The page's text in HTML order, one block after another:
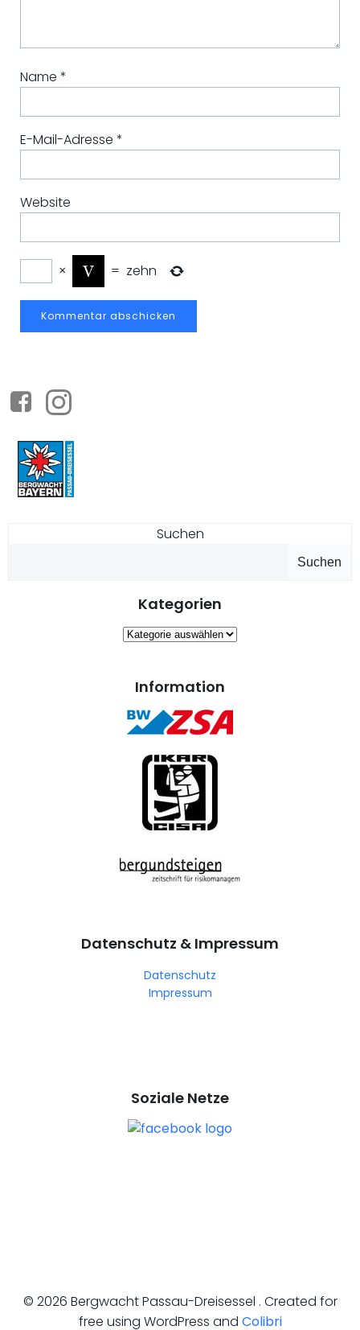
Name *
E-Mail-Adresse *
Website
× = zehn
Suchen
Suchen
Kategorien
Kategorien
Information
Datenschutz & Impressum
Datenschutz
Impressum
Soziale Netze
© 2026 Bergwacht Passau-Dreisessel . Created for
free using WordPress and Colibri